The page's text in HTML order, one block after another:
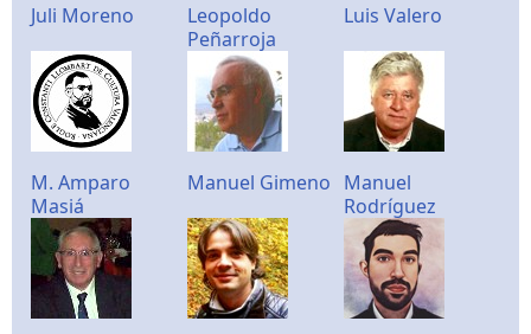
Juli Moreno
Leopoldo
Peñarroja
Luis Valero
M. Amparo
Masiá
Manuel Gimeno Manuel
Rodríguez